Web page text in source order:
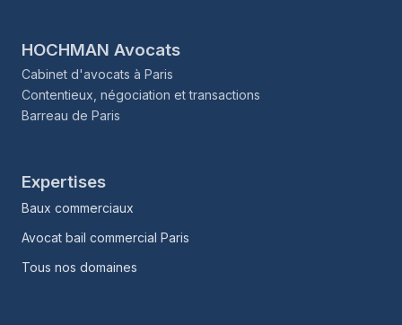
HOCHMAN Avocats
Cabinet d'avocats à Paris
Contentieux, négociation et transactions
Barreau de Paris
Expertises
Baux commerciaux
Avocat bail commercial Paris
Tous nos domaines